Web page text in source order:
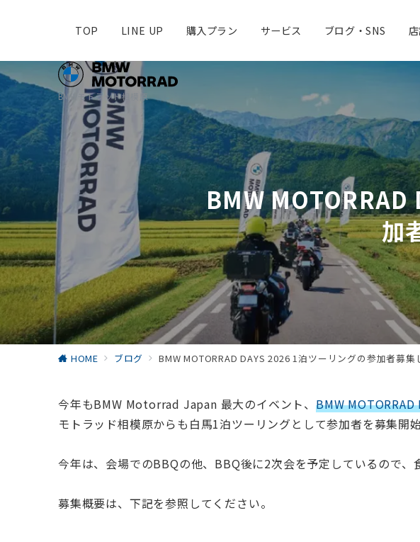
BMWモトラッド相模原
TOP LINE UP 購入プラン サービス ブログ・SNS
BMW MOTORRAD
加
HOME ブログ BMW MOTORRAD DAYS 2026 1泊ツーリングの参加者募集
今年もBMW Motorrad Japan 最大のイベント、BMW
モトラッド相模原からも白馬1泊ツーリングとして参加者を募集開始
今年は、会場でのBBQの他、BBQ後に2次会を予定しているので、
募集概要は、下記を参照してください。